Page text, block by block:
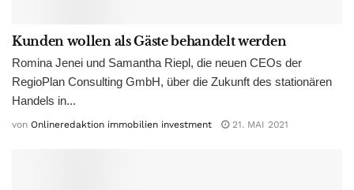
Kunden wollen als Gäste behandelt werden
Romina Jenei und Samantha Riepl, die neuen CEOs der
RegioPlan Consulting GmbH, über die Zukunft des stationären
Handels in...
von Onlineredaktion immobilien investment 21. MAI 2021